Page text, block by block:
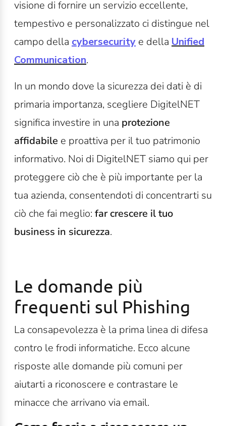
visione di fornire un servizio eccellente,
tempestivo e personalizzato ci distingue nel
campo della cybersecurity e della Unified
Communication.
In un mondo dove la sicurezza dei dati è di
primaria importanza, scegliere DigitelNET
significa investire in una protezione
affidabile e proattiva per il tuo patrimonio
informativo. Noi di DigitelNET siamo qui per
proteggere ciò che è più importante per la
tua azienda, consentendoti di concentrarti su
ciò che fai meglio: far crescere il tuo
business in sicurezza.
Le domande più
frequenti sul Phishing
La consapevolezza è la prima linea di difesa
contro le frodi informatiche. Ecco alcune
risposte alle domande più comuni per
aiutarti a riconoscere e contrastare le
minacce che arrivano via email.